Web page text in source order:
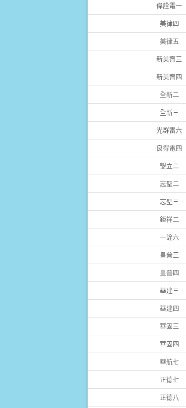
偉詮電一
美律四
美律五
新美齊三
新美齊四
全新二
全新三
光群雷六
良得電四
盟立二
志聖二
志聖三
鉅祥二
一詮六
皇普三
皇普四
華建三
華建四
華固三
華固四
華航七
正德七
正德八